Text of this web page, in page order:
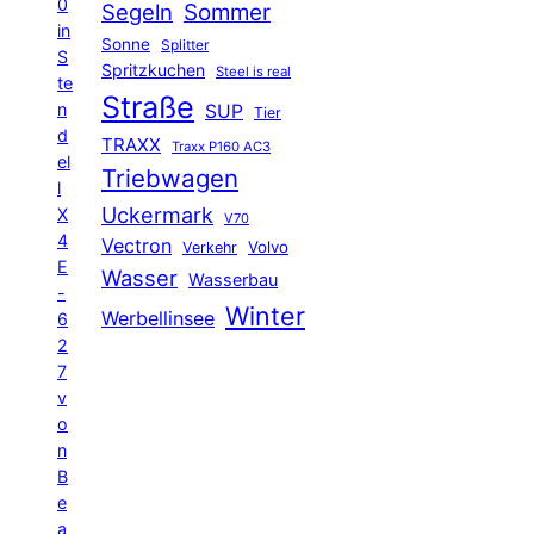
0
in
S
te
n
d
el
l
X
4
E
-
6
2
7
v
o
n
B
e
a
Segeln Sommer
Sonne Splitter
Spritzkuchen Steel is real
Straße SUP Tier
TRAXX Traxx P160 AC3
Triebwagen
Uckermark V70
Vectron Verkehr Volvo
Wasser Wasserbau
Werbellinsee Winter